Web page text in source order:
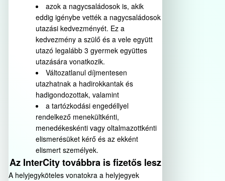
azok a nagycsaládosok is, akik
eddig igénybe vették a nagycsaládosok
utazási kedvezményét. Ez a
kedvezmény a szülő és a vele együtt
utazó legalább 3 gyermek együttes
utazására vonatkozik.
Változatlanul díjmentesen
utazhatnak a hadirokkantak és
hadigondozottak, valamint
a tartózkodási engedéllyel
rendelkező menekültkénti,
menedékeskénti vagy oltalmazottkénti
elismerésüket kérő és az ekként
elismert személyek.
Az InterCity továbbra is fizetős lesz
A helyjegyköteles vonatokra a helyjegyek